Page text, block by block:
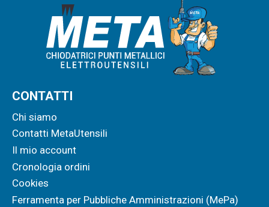
CONTATTI
Chi siamo
Contatti MetaUtensili
Il mio account
Cronologia ordini
Cookies
Ferramenta per Pubbliche Amministrazioni (MePa)